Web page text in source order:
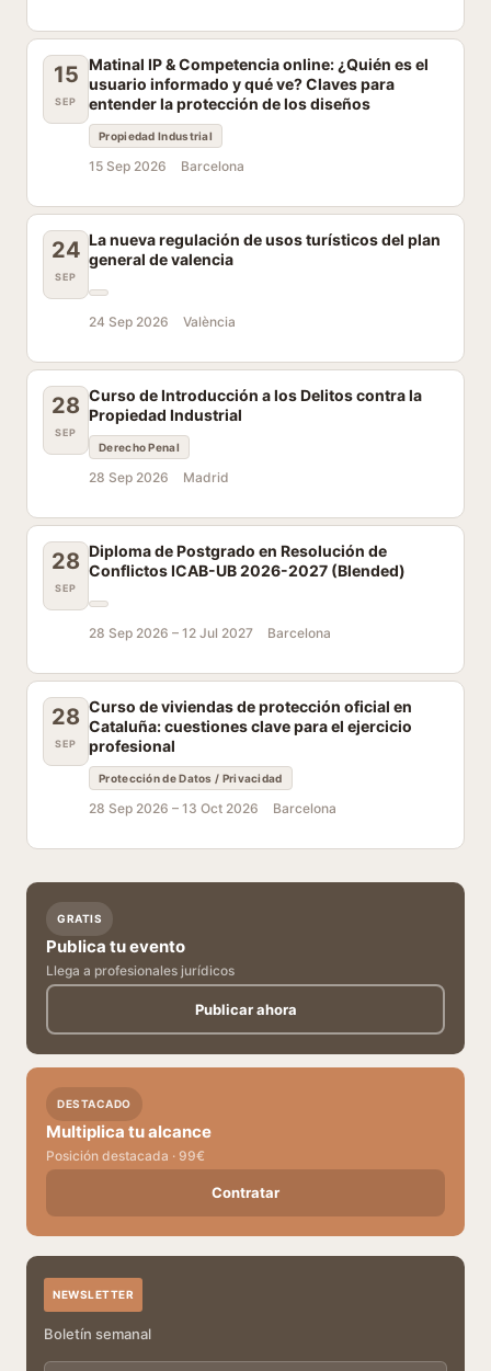
15
SEP
Matinal IP & Competencia online: ¿Quién es el
usuario informado y qué ve? Claves para
entender la protección de los diseños
Propiedad Industrial
15 Sep 2026 Barcelona
24
SEP
La nueva regulación de usos turísticos del plan
general de valencia
24 Sep 2026 València
28
SEP
Curso de Introducción a los Delitos contra la
Propiedad Industrial
Derecho Penal
28 Sep 2026 Madrid
28
SEP
Diploma de Postgrado en Resolución de
Conflictos ICAB-UB 2026-2027 (Blended)
28 Sep 2026 – 12 Jul 2027 Barcelona
28
SEP
Curso de viviendas de protección oficial en
Cataluña: cuestiones clave para el ejercicio
profesional
Protección de Datos / Privacidad
28 Sep 2026 – 13 Oct 2026 Barcelona
GRATIS
Publica tu evento
Llega a profesionales jurídicos
Publicar ahora
DESTACADO
Multiplica tu alcance
Posición destacada · 99€
Contratar
NEWSLETTER
Boletín semanal